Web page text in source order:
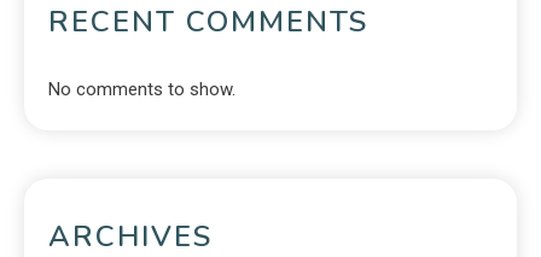
RECENT COMMENTS
No comments to show.
ARCHIVES